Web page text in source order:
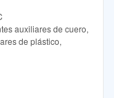
auxiliares de cuero,
de plástico,